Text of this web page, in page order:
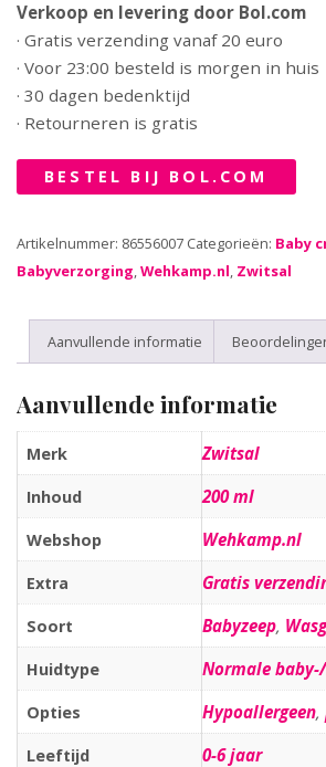
Verkoop en levering door Bol.com
· Gratis verzending vanaf 20 euro
· Voor 23:00 besteld is morgen in huis
· 30 dagen bedenktijd
· Retourneren is gratis
BESTEL BIJ BOL.COM
Artikelnummer: 86556007 Categorieën: Baby
Babyverzorging,Wehkamp.nl, Zwitsal
Aanvullende informatie
Aanvullende informatie
Merk Zwitsal
Inhoud 200 ml
Webshop Wehkamp.nl
Extra Gratis
Soort Babyzeep,
Huidtype Normale
Opties Hypoallergeen,
Leeftijd 0-6 jaar